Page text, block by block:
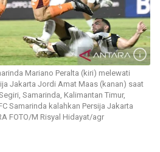
Mariano Peralta (kiri) melewati
Jakarta Jordi Amat Maas (kanan) saat
Samarinda, Kalimantan Timur,
Samarinda kalahkan Persija Jakarta
FOTO/M Risyal Hidayat/agr